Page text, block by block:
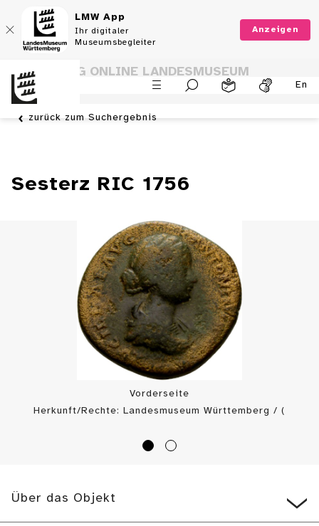
LMW App
Ihr digitaler
Museumsbegleiter
Anzeigen
En
SAMMLUNG ONLINE LANDESMUSEUM
WÜRTTEMBERG
zurück zum Suchergebnis
Sesterz RIC 1756
Vorderseite
Herkunft/Rechte: Landesmuseum Württemberg / (
Über das Objekt